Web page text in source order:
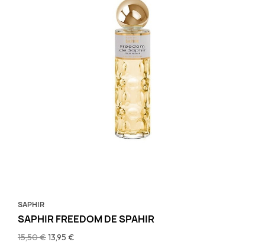
SAPHIR
SAPHIR FREEDOM DE SPAHIR
15,50 €13,95 €